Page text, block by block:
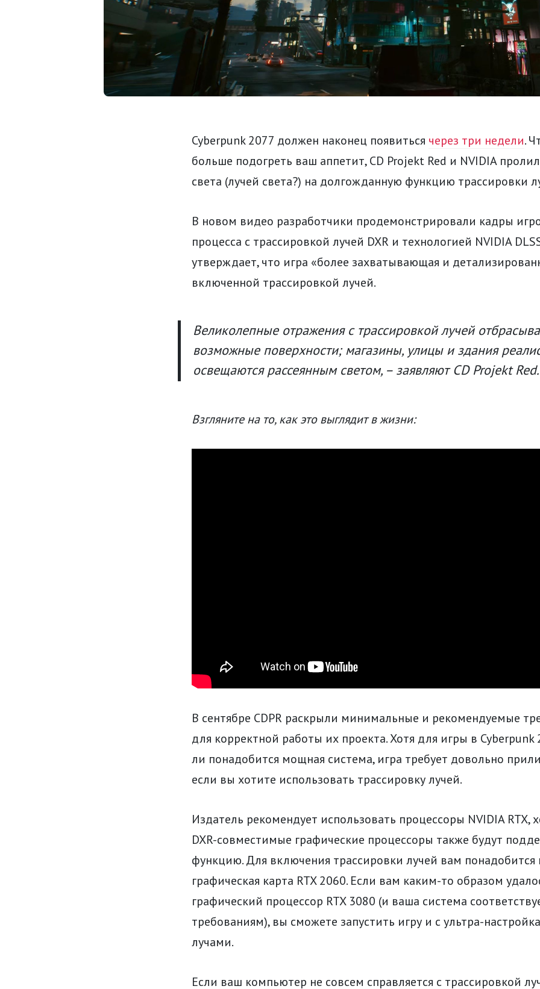
Cyberpunk 2077 должен наконец появиться через три недели.
больше подогреть ваш аппетит, CD Projekt Red и NVIDIA
света (лучей света?) на долгожданную функцию трассировки
В новом видео разработчики продемонстрировали кадры
процесса с трассировкой лучей DXR и технологией NVIDIA
утверждает, что игра «более захватывающая и
включенной трассировкой лучей.
Великолепные отражения с трассировкой лучей
возможные поверхности; магазины, улицы и здания
освещаются рассеянным светом, – заявляют CD Projekt Red.
Взгляните на то, как это выглядит в жизни:
В сентябре CDPR раскрыли минимальные и рекомендуемые
для корректной работы их проекта. Хотя для игры в Cyberpunk
ли понадобится мощная система, игра требует довольно
если вы хотите использовать трассировку лучей.
Издатель рекомендует использовать процессоры NVIDIA RTX,
DXR-совместимые графические процессоры также будут
функцию. Для включения трассировки лучей вам
графическая карта RTX 2060. Если вам каким-то образом
графический процессор RTX 3080 (и ваша система
требованиям), вы сможете запустить игру и с ультра-
лучами.
Если ваш компьютер не совсем справляется с трассировкой